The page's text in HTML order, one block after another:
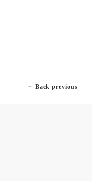
－ Back previous